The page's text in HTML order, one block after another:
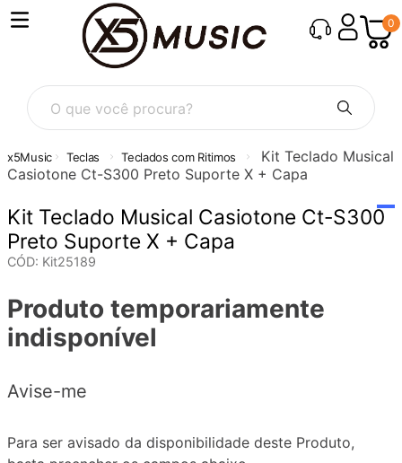
0
O que você procura?
Teclas Teclados com Ritimos
Kit Teclado Musical
Casiotone Ct-S300 Preto Suporte X + Capa
Kit Teclado Musical Casiotone Ct-S300
Preto Suporte X + Capa
CÓD: Kit25189
Produto temporariamente
indisponível
Avise-me
Para ser avisado da disponibilidade deste Produto,